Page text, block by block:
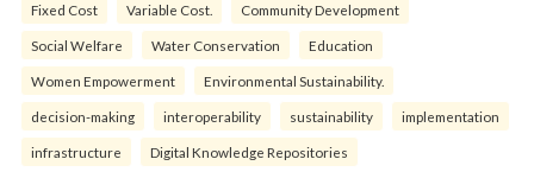
Fixed Cost Variable Cost. Community Development
Social Welfare Water Conservation Education
Women Empowerment Environmental Sustainability.
decision-making interoperability sustainability implementation
infrastructure Digital Knowledge Repositories